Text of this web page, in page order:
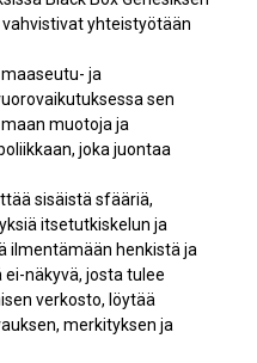
yhteistyötään
ja
sen
muotoja ja
joka juontaa
sisäistä sfääriä,
itsetutkiskelun ja
ilmentämään henkistä ja
näkyvä, josta tulee
verkosto, löytää
merkityksen ja